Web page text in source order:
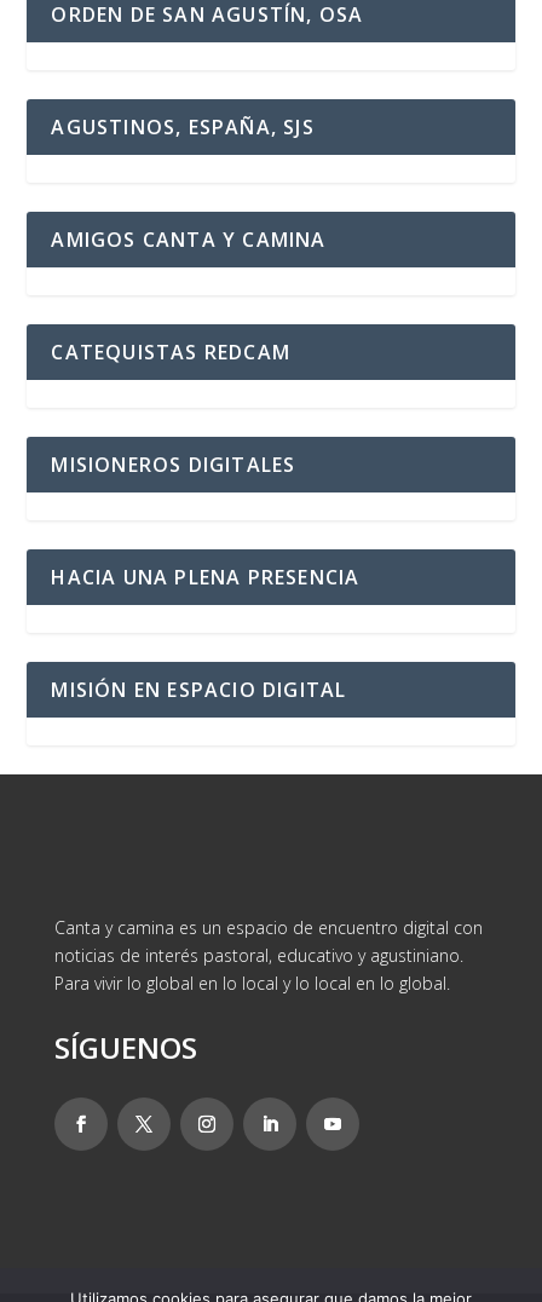
ORDEN DE SAN AGUSTÍN, OSA
AGUSTINOS, ESPAÑA, SJS
AMIGOS CANTA Y CAMINA
CATEQUISTAS REDCAM
MISIONEROS DIGITALES
HACIA UNA PLENA PRESENCIA
MISIÓN EN ESPACIO DIGITAL
Canta y camina es un espacio de encuentro digital con
noticias de interés pastoral, educativo y agustiniano.
Para vivir lo global en lo local y lo local en lo global.
SÍGUENOS